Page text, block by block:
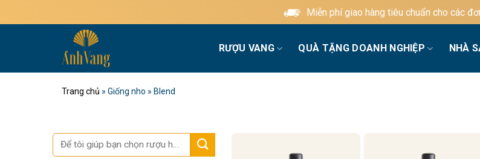
qua
Miễn phí giao hàng tiêu chuẩn cho các đơn hàng
RƯỢU VANG QUÀ TẶNG DOANH NGHIỆP NHÀ
Trang chủ » Giống nho » Blend
Tìm
kiếm: